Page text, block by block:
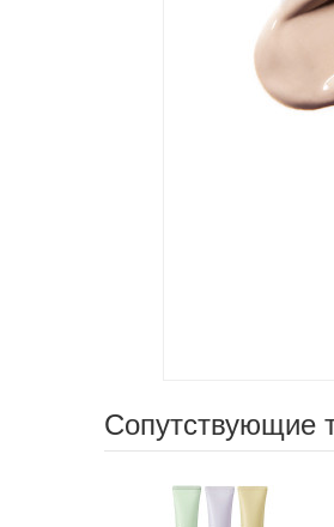
Сопутствующие